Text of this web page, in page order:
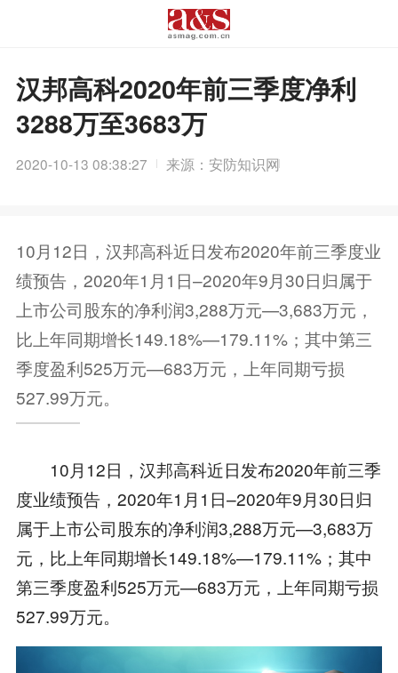
汉邦高科2020年前三季度净利
3288万至3683万
2020-10-13 08:38:27 来源：安防知识网
10月12日，汉邦高科近日发布2020年前三季度业
绩预告，2020年1月1日–2020年9月30日归属于
上市公司股东的净利润3,288万元—3,683万元，
比上年同期增长149.18%—179.11%；其中第三
季度盈利525万元—683万元，上年同期亏损
527.99万元。
10月12日，汉邦高科近日发布2020年前三季
度业绩预告，2020年1月1日–2020年9月30日归
属于上市公司股东的净利润3,288万元—3,683万
元，比上年同期增长149.18%—179.11%；其中
第三季度盈利525万元—683万元，上年同期亏损
527.99万元。